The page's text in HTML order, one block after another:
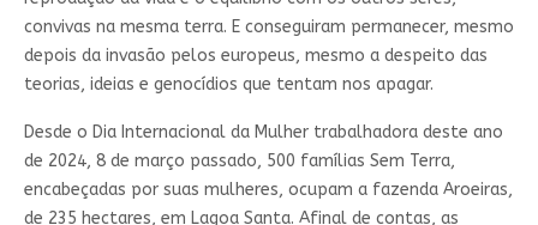
convivas na mesma terra. E conseguiram permanecer, mesmo
depois da invasão pelos europeus, mesmo a despeito das
teorias, ideias e genocídios que tentam nos apagar.
Desde o Dia Internacional da Mulher trabalhadora deste ano
de 2024, 8 de março passado, 500 famílias Sem Terra,
encabeçadas por suas mulheres, ocupam a fazenda Aroeiras,
de 235 hectares, em Lagoa Santa. Afinal de contas, as